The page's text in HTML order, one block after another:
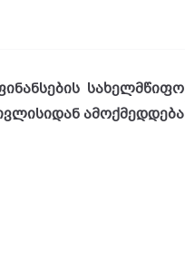
სახელმწიფო
ამოქმედდება